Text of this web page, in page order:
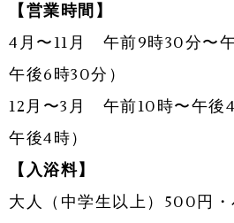
【営業時間】
4月〜11月 午前9時30分〜
午後6時30分）
12月〜3月 午前10時〜午後
午後4時）
【入浴料】
大人（中学生以上）500円